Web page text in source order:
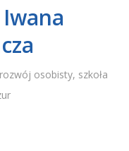
rozwój osobisty, szkoła